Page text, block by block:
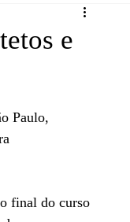
e
Paulo,
final do curso